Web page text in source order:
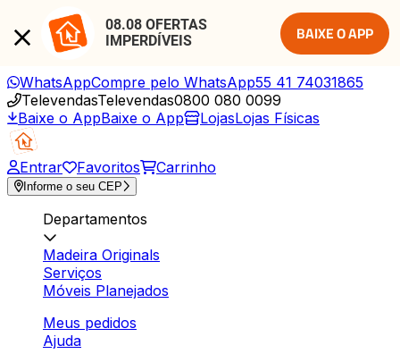
08.08 OFERTAS
IMPERDÍVEIS
BAIXE O APP
WhatsAppCompre pelo WhatsApp55 41 74031865
TelevendasTelevendas0800 080 0099
Baixe o AppBaixe o App LojasLojas Físicas
Entrar Favoritos Carrinho
Informe o seu CEP
Departamentos
Madeira Originals
Serviços
Móveis Planejados
Meus pedidos
Ajuda